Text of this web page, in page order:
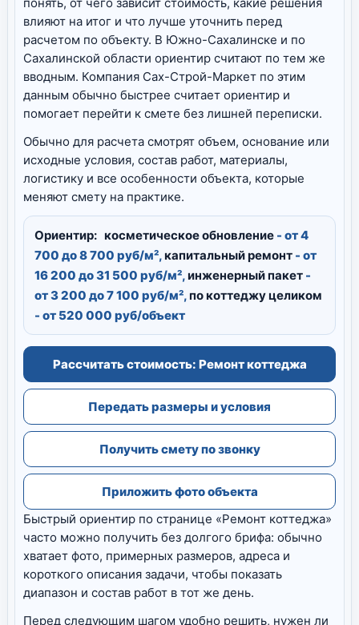
влияют на итог и что лучше уточнить перед
расчетом по объекту. В Южно-Сахалинске и по
Сахалинской области ориентир считают по тем же
вводным. Компания Сах-Строй-Маркет по этим
данным обычно быстрее считает ориентир и
помогает перейти к смете без лишней переписки.
Обычно для расчета смотрят объем, основание или
исходные условия, состав работ, материалы,
логистику и все особенности объекта, которые
меняют смету на практике.
Ориентир: косметическое обновление - от 4
700 до 8 700 руб/м²,капитальный ремонт - от
16 200 до 31 500 руб/м²,инженерный пакет -
от 3 200 до 7 100 руб/м²,по коттеджу целиком
- от 520 000 руб/объект
Рассчитать стоимость: Ремонт коттеджа
Передать размеры и условия
Получить смету по звонку
Приложить фото объекта
Быстрый ориентир по странице «Ремонт коттеджа»
часто можно получить без долгого брифа: обычно
хватает фото, примерных размеров, адреса и
короткого описания задачи, чтобы показать
диапазон и состав работ в тот же день.
Перед следующим шагом удобно решить, нужен ли